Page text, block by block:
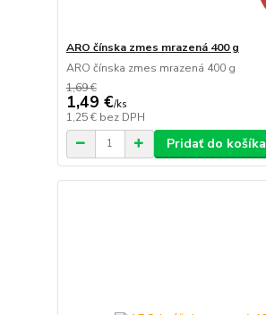
ARO čínska zmes mrazená 400 g
ARO čínska zmes mrazená 400 g
1,69 €
1,49 €/ks
1,25 € bez DPH
Pridať do košíka